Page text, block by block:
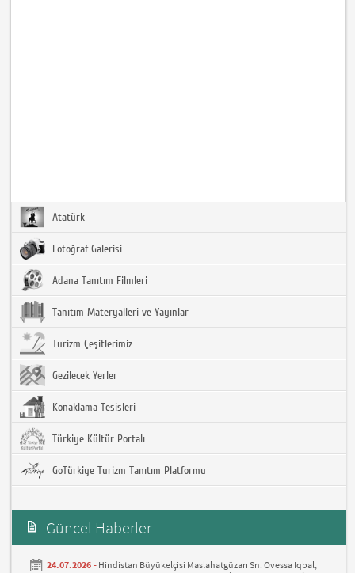
Atatürk
Fotoğraf Galerisi
Adana Tanıtım Filmleri
Tanıtım Materyalleri ve Yayınlar
Turizm Çeşitlerimiz
Gezilecek Yerler
Konaklama Tesisleri
Türkiye Kültür Portalı
GoTürkiye Turizm Tanıtım Platformu
Güncel Haberler
24.07.2026 - Hindistan Büyükelçisi Maslahatgüzarı Sn. Ovessa Iqbal,